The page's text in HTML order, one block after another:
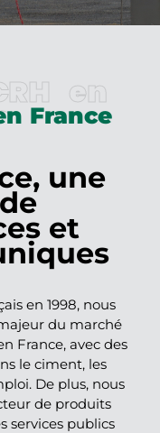
en
France
une
et
en 1998, nous
du marché
France, avec des
le ciment, les
De plus, nous
de produits
services publics